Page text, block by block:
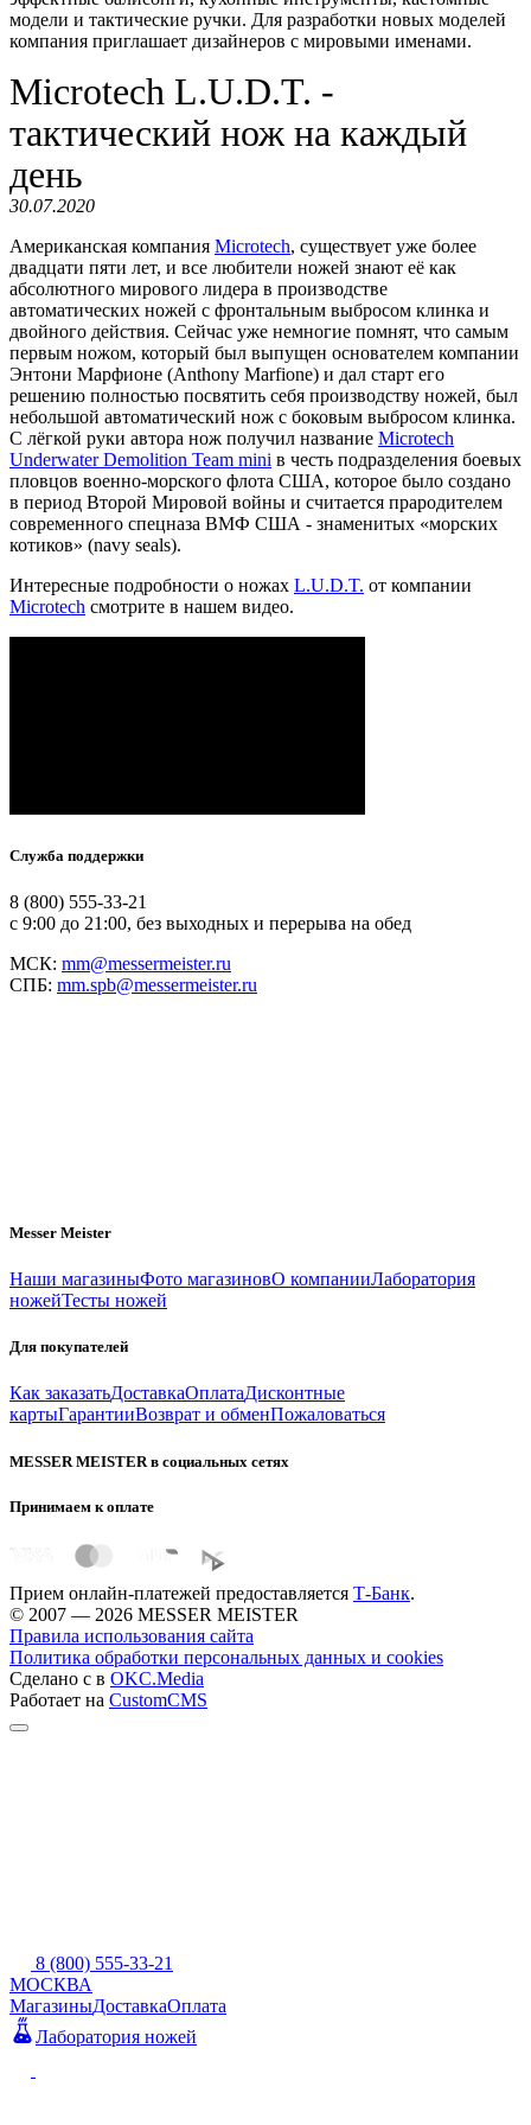
модели и тактические ручки. Для разработки новых моделей
компания приглашает дизайнеров с мировыми именами.
Microtech L.U.D.T. -
тактический нож на каждый
день
30.07.2020
Американская компания Microtech, существует уже более
двадцати пяти лет, и все любители ножей знают её как
абсолютного мирового лидера в производстве
автоматических ножей с фронтальным выбросом клинка и
двойного действия. Сейчас уже немногие помнят, что самым
первым ножом, который был выпущен основателем компании
Энтони Марфионе (Anthony Marfione) и дал старт его
решению полностью посвятить себя производству ножей, был
небольшой автоматический нож с боковым выбросом клинка.
С лёгкой руки автора нож получил название Microtech
Underwater Demolition Team mini в честь подразделения боевых
пловцов военно-морского флота США, которое было создано
в период Второй Мировой войны и считается прародителем
современного спецназа ВМФ США - знаменитых «морских
котиков» (navy seals).
Интересные подробности о ножах L.U.D.T. от компании
Microtech смотрите в нашем видео.
Служба поддержки
8 (800) 555-33-21
с 9:00 до 21:00, без выходных и перерыва на обед
МСК: mm@messermeister.ru
СПБ: mm.spb@messermeister.ru
Messer Meister
Наши магазиныФото магазиновО компанииЛаборатория
ножейТесты ножей
Для покупателей
Как заказатьДоставкаОплатаДисконтные
картыГарантииВозврат и обменПожаловаться
MESSER MEISTER в социальных сетях
Принимаем к оплате
Прием онлайн-платежей предоставляется Т-Банк.
© 2007 — 2026 MESSER MEISTER
Правила использования сайта
Политика обработки персональных данных и cookies
Сделано с в OKC.Media
Работает на CustomCMS
8 (800) 555-33-21
МОСКВА
МагазиныДоставкаОплата
Лаборатория ножей